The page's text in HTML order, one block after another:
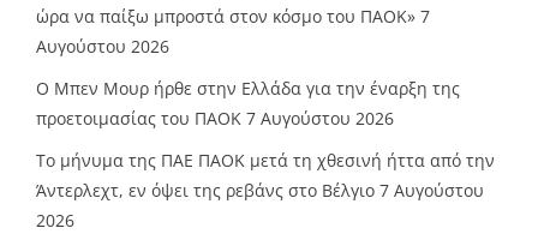
ώρα να παίξω μπροστά στον κόσμο του ΠΑΟΚ» 7
Αυγούστου 2026
O Mπεν Μουρ ήρθε στην Ελλάδα για την έναρξη της
προετοιμασίας του ΠΑΟΚ 7 Αυγούστου 2026
Το μήνυμα της ΠΑΕ ΠΑΟΚ μετά τη χθεσινή ήττα από την
Άντερλεχτ, εν όψει της ρεβάνς στο Βέλγιο 7 Αυγούστου
2026